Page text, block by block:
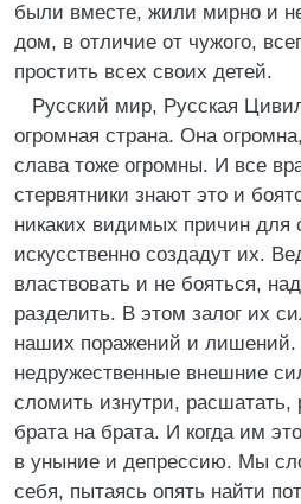
были вместе, жили мирно и
дом, в отличие от чужого,
простить всех своих детей.
Русский мир, Русская
огромная страна. Она
слава тоже огромны. И все
стервятники знают это и
никаких видимых причин для
искусственно создадут их.
властвовать и не бояться,
разделить. В этом залог их
наших поражений и
недружественные внешние
сломить изнутри, расшатать,
брата на брата. И когда им
в уныние и депрессию. Мы
себя, пытаясь опять найти